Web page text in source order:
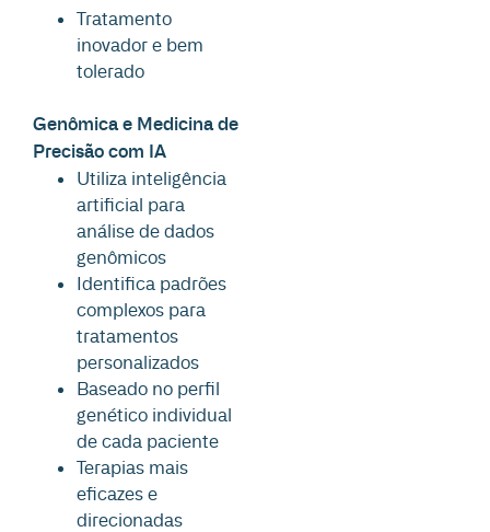
Tratamento
inovador e bem
tolerado
Genômica e Medicina de
Precisão com IA
Utiliza inteligência
artificial para
análise de dados
genômicos
Identifica padrões
complexos para
tratamentos
personalizados
Baseado no perfil
genético individual
de cada paciente
Terapias mais
eficazes e
direcionadas